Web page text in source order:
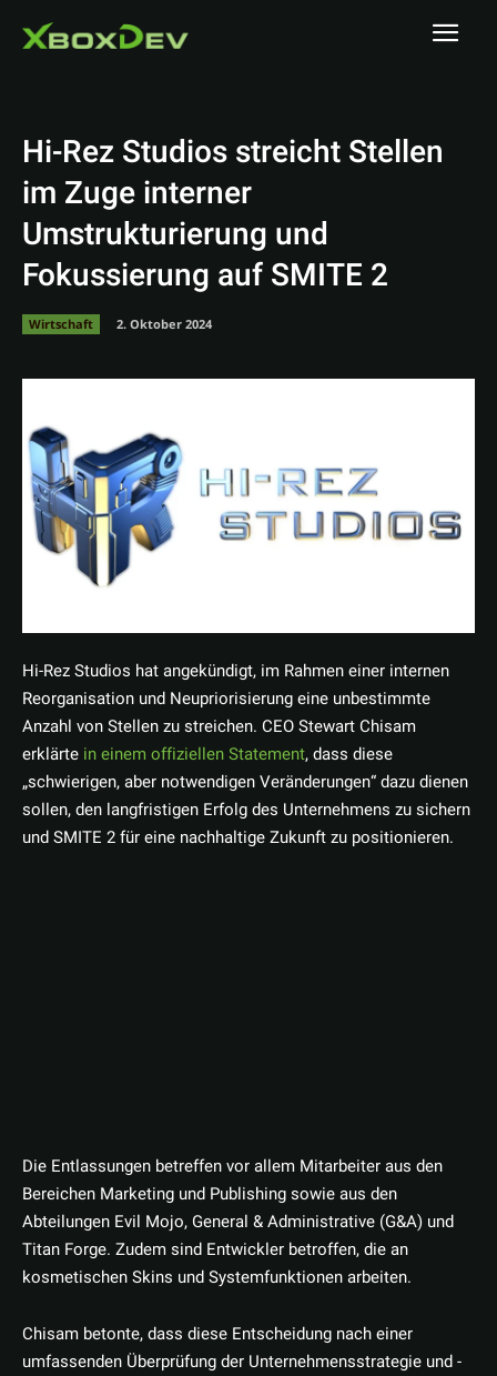
Hi-Rez Studios streicht Stellen
im Zuge interner
Umstrukturierung und
Fokussierung auf SMITE 2
Wirtschaft 2. Oktober 2024
Hi-Rez Studios hat angekündigt, im Rahmen einer internen
Reorganisation und Neupriorisierung eine unbestimmte
Anzahl von Stellen zu streichen. CEO Stewart Chisam
erklärte in einem offiziellen Statement, dass diese
„schwierigen, aber notwendigen Veränderungen“ dazu dienen
sollen, den langfristigen Erfolg des Unternehmens zu sichern
und SMITE 2 für eine nachhaltige Zukunft zu positionieren.
Die Entlassungen betreffen vor allem Mitarbeiter aus den
Bereichen Marketing und Publishing sowie aus den
Abteilungen Evil Mojo, General & Administrative (G&A) und
Titan Forge. Zudem sind Entwickler betroffen, die an
kosmetischen Skins und Systemfunktionen arbeiten.
Chisam betonte, dass diese Entscheidung nach einer
umfassenden Überprüfung der Unternehmensstrategie und -